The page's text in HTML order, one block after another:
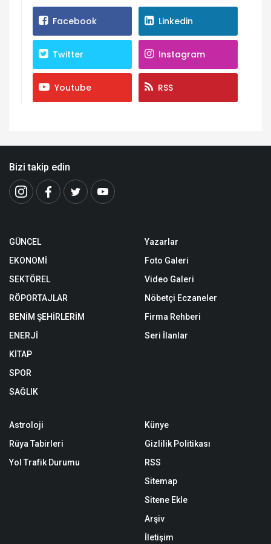
Facebook Linkedin
Twitter Instagram
Youtube RSS
Bizi takip edin
GÜNCEL
EKONOMİ
SEKTÖREL
RÖPORTAJLAR
BENİM ŞEHİRLERİM
ENERJİ
KİTAP
SPOR
SAĞLIK
Yazarlar
Foto Galeri
Video Galeri
Nöbetçi Eczaneler
Firma Rehberi
Seri İlanlar
Astroloji
Rüya Tabirleri
Yol Trafik Durumu
Künye
Gizlilik Politikası
RSS
Sitemap
Sitene Ekle
Arşiv
İletişim